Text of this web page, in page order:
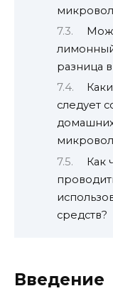
лимонный
разница
следует
домашних
Как
средств?
Введение